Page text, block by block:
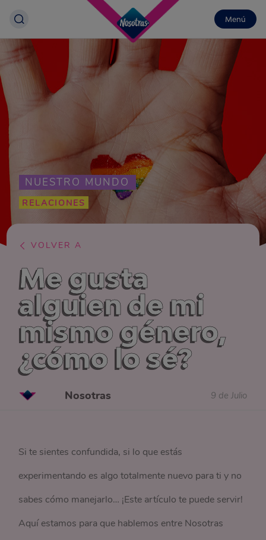
Menú
NUESTRO MUNDO
RELACIONES
VOLVER A
Me gusta
alguien de mi
mismo género,
¿cómo lo sé?
Nosotras 9 de Julio
Si te sientes confundida, si lo que estás
experimentando es algo totalmente nuevo para ti y no
sabes cómo manejarlo… ¡Este artículo te puede servir!
Aquí estamos para que hablemos entre Nosotras